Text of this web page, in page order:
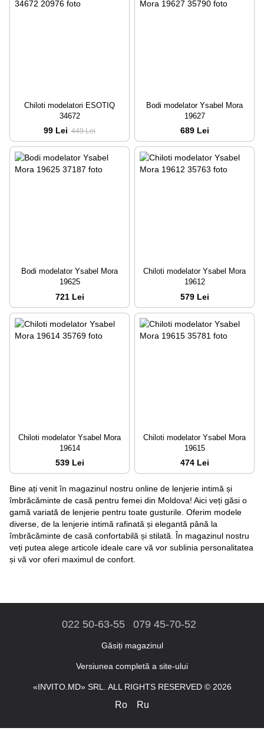
Chiloti modelatori ESOTIQ
34672
99 Lei 449 Lei
Bodi modelator Ysabel Mora
19627
689 Lei
Bodi modelator Ysabel Mora
19625
721 Lei
Chiloti modelator Ysabel Mora
19612
579 Lei
Chiloti modelator Ysabel Mora
19614
539 Lei
Chiloti modelator Ysabel Mora
19615
474 Lei
Bine ați venit în magazinul nostru online de lenjerie intimă și
îmbrăcăminte de casă pentru femei din Moldova! Aici veți găsi o
gamă variată de lenjerie pentru toate gusturile. Oferim modele
diverse, de la lenjerie intimă rafinată și elegantă până la
îmbrăcăminte de casă confortabilă și stilată. În magazinul nostru
veți putea alege articole ideale care vă vor sublinia personalitatea
și vă vor oferi maximul de confort.
022 50-63-55 079 45-70-52
Găsiți magazinul
Versiunea completă a site-ului
«INVITO.MD» SRL. ALL RIGHTS RESERVED © 2026
Ro Ru